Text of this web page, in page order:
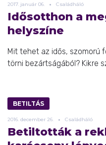
2017. január 06. Családháló
Idősotthon a
helyszíne
Mit tehet az idős, szomorú
törni bezártságából? Kikre
BETILTÁS
2016. december 26. Családháló
Betiltották a